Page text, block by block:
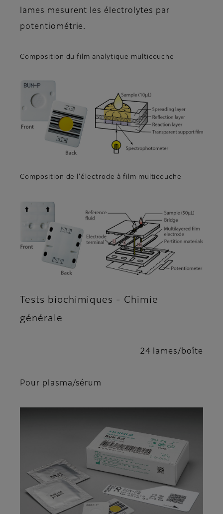
lames mesurent les électrolytes par
potentiométrie.
Composition du film analytique multicouche
Composition de l’électrode à film multicouche
Tests biochimiques - Chimie
générale
24 lames/boîte
Pour plasma/sérum